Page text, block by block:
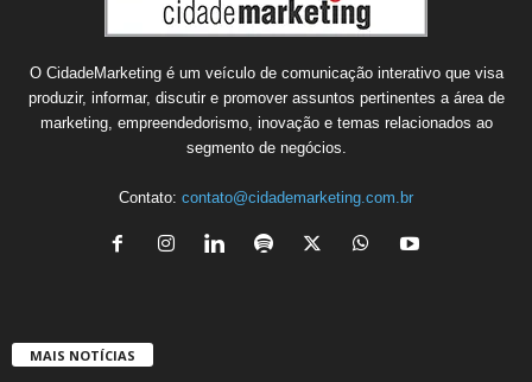
O CidadeMarketing é um veículo de comunicação interativo que visa
produzir, informar, discutir e promover assuntos pertinentes a área de
marketing, empreendedorismo, inovação e temas relacionados ao
segmento de negócios.
Contato: contato@cidademarketing.com.br
MAIS NOTÍCIAS